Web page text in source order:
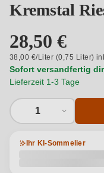
Kremstal
28,50 €
38,00 €/Liter (0,75 Liter)
Sofort versandfertig
Lieferzeit 1-3 Tage
1
Ihr KI-Sommelier